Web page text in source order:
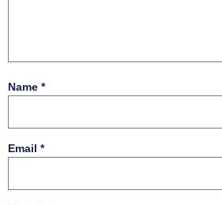
Name *
Email *